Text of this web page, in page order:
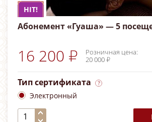
HIT!
Абонемент «Гуаша» — 5
16 200 ₽
Розничная цена:
20 000 ₽
Тип сертификата
Электронный